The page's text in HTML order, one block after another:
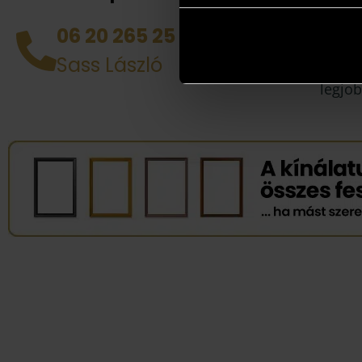
06 20 265 25 49
Sass László
tud